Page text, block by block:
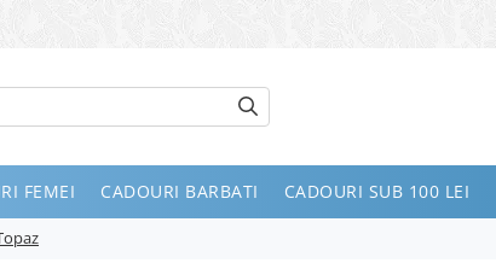
FEMEI CADOURI BARBATI CADOURI SUB 100 LEI